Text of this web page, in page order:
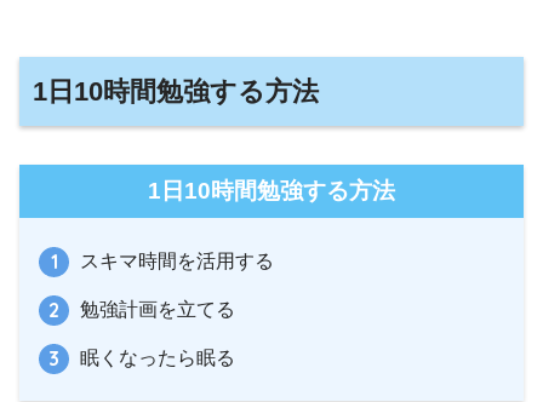
1日10時間勉強する方法
1日10時間勉強する方法
スキマ時間を活用する
勉強計画を立てる
眠くなったら眠る